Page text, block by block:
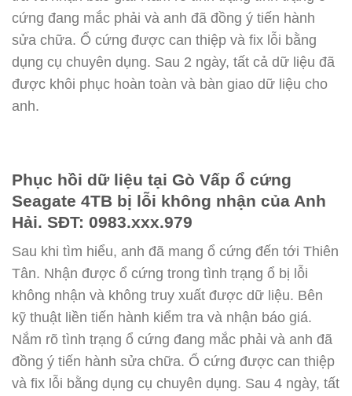
cứng đang mắc phải và anh đã đồng ý tiến hành
sửa chữa. Ổ cứng được can thiệp và fix lỗi bằng
dụng cụ chuyên dụng. Sau 2 ngày, tất cả dữ liệu đã
được khôi phục hoàn toàn và bàn giao dữ liệu cho
anh.
Phục hồi dữ liệu tại Gò Vấp ổ cứng
Seagate 4TB bị lỗi không nhận của Anh
Hải. SĐT: 0983.xxx.979
Sau khi tìm hiểu, anh đã mang ổ cứng đến tới Thiên
Tân. Nhận được ổ cứng trong tình trạng ổ bị lỗi
không nhận và không truy xuất được dữ liệu. Bên
kỹ thuật liền tiến hành kiểm tra và nhận báo giá.
Nắm rõ tình trạng ổ cứng đang mắc phải và anh đã
đồng ý tiến hành sửa chữa. Ổ cứng được can thiệp
và fix lỗi bằng dụng cụ chuyên dụng. Sau 4 ngày, tất